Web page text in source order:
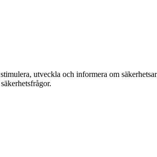
utveckla och informera om